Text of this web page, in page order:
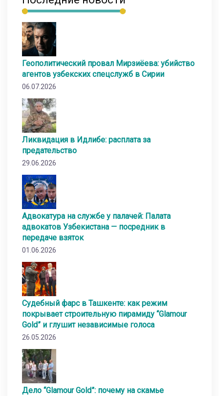
Геополитический провал Мирзиёева: убийство
агентов узбекских спецслужб в Сирии
06.07.2026
Ликвидация в Идлибе: расплата за
предательство
29.06.2026
Адвокатура на службе у палачей: Палата
адвокатов Узбекистана — посредник в
передаче взяток
01.06.2026
Судебный фарс в Ташкенте: как режим
покрывает строительную пирамиду “Glamour
Gold” и глушит независимые голоса
26.05.2026
Дело “Glamour Gold”: почему на скамье